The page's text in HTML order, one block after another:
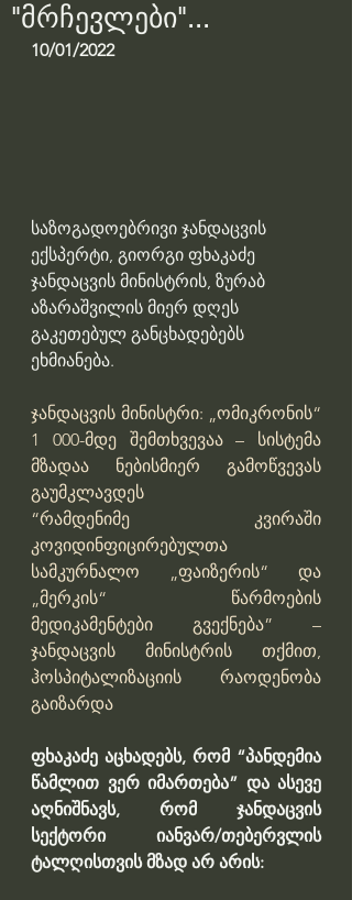
"მრჩევლები"...
10/01/2022
საზოგადოებრივი ჯანდაცვის
ექსპერტი, გიორგი ფხაკაძე
ჯანდაცვის მინისტრის, ზურაბ
აზარაშვილის მიერ დღეს
გაკეთებულ განცხადებებს
ეხმიანება.
ჯანდაცვის მინისტრი: „ომიკრონის“
1 000-მდე შემთხვევაა – სისტემა
მზადაა ნებისმიერ გამოწვევას
გაუმკლავდეს
“რამდენიმე კვირაში
კოვიდინფიცირებულთა
სამკურნალო „ფაიზერის“ და
„მერკის“ წარმოების
მედიკამენტები გვექნება” –
ჯანდაცვის მინისტრის თქმით,
ჰოსპიტალიზაციის რაოდენობა
გაიზარდა
ფხაკაძე აცხადებს, რომ “პანდემია
წამლით ვერ იმართება” და ასევე
აღნიშნავს, რომ ჯანდაცვის
სექტორი იანვარ/თებერვლის
ტალღისთვის მზად არ არის: